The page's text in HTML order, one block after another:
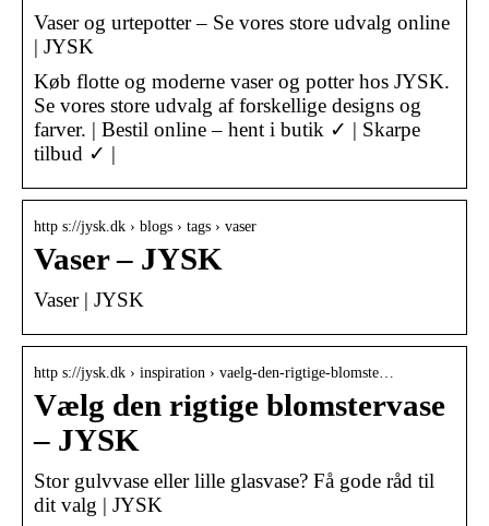
Vaser og urtepotter – Se vores store udvalg online
| JYSK
Køb flotte og moderne vaser og potter hos JYSK.
Se vores store udvalg af forskellige designs og
farver. | Bestil online – hent i butik ✓ | Skarpe
tilbud ✓ |
http s://jysk.dk › blogs › tags › vaser
Vaser – JYSK
Vaser | JYSK
http s://jysk.dk › inspiration › vaelg-den-rigtige-blomste…
Vælg den rigtige blomstervase
– JYSK
Stor gulvvase eller lille glasvase? Få gode råd til
dit valg | JYSK